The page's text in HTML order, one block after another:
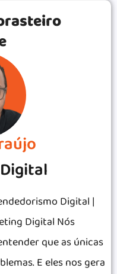
Digital |
Digital Nós
que as únicas
E eles nos gera